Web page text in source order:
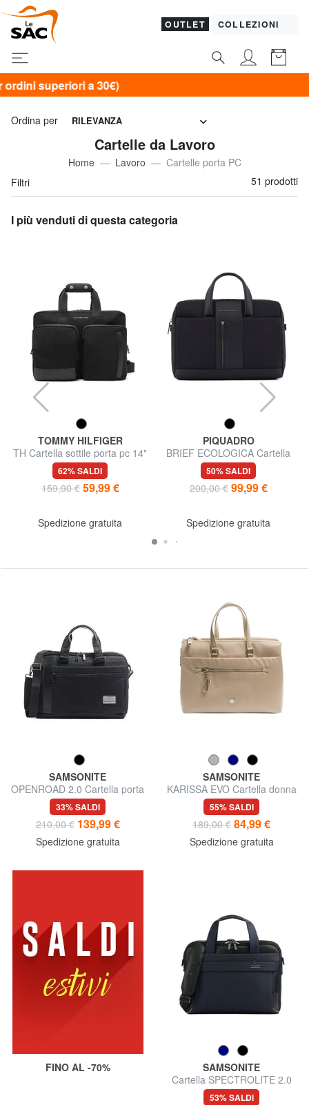
OUTLET COLLEZIONI
Ordina per RILEVANZA
Cartelle da Lavoro
Home Lavoro
Cartelle porta PC
Filtri
51 prodotti
I più venduti di questa categoria
TOMMY HILFIGER
TH Cartella sottile porta pc 14"
62% SALDI
159,90 € 59,99 €
Spedizione gratuita
PIQUADRO
BRIEF ECOLOGICA Cartella
porta PC
50% SALDI
200,00 € 99,99 €
Spedizione gratuita
SAMSONITE
OPENROAD 2.0 Cartella porta
PC 15,6"
33% SALDI
210,00 € 139,99 €
Spedizione gratuita
SAMSONITE
KARISSA EVO Cartella donna
da lavoro, porta PC 14,1"
55% SALDI
189,00 € 84,99 €
Spedizione gratuita
FINO AL -70%
SAMSONITE
Cartella SPECTROLITE 2.0
exp, porta PC 15.6"
53% SALDI